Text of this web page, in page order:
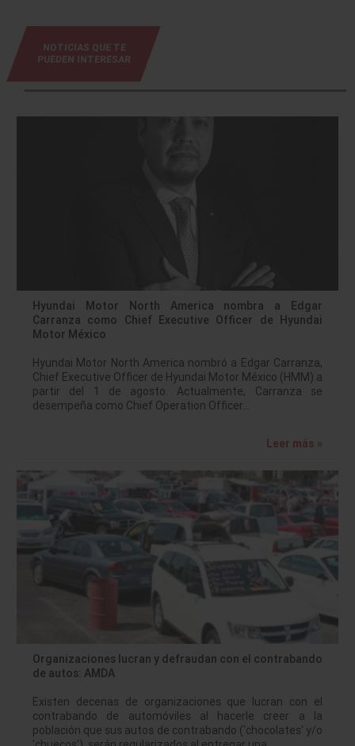
NOTICIAS QUE TE
PUEDEN INTERESAR
Hyundai Motor North America nombra a Edgar
Carranza como Chief Executive Officer de Hyundai
Motor México
Hyundai Motor North America nombró a Edgar Carranza,
Chief Executive Officer de Hyundai Motor México (HMM) a
partir del 1 de agosto. Actualmente, Carranza se
desempeña como Chief Operation Officer…
Leer más »
Organizaciones lucran y defraudan con el contrabando
de autos: AMDA
Existen decenas de organizaciones que lucran con el
contrabando de automóviles al hacerle creer a la
población que sus autos de contrabando ('chocolates' y/o